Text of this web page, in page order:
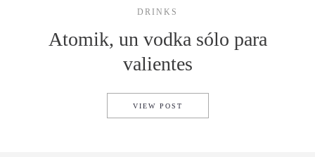
DRINKS
Atomik, un vodka sólo para
valientes
VIEW POST